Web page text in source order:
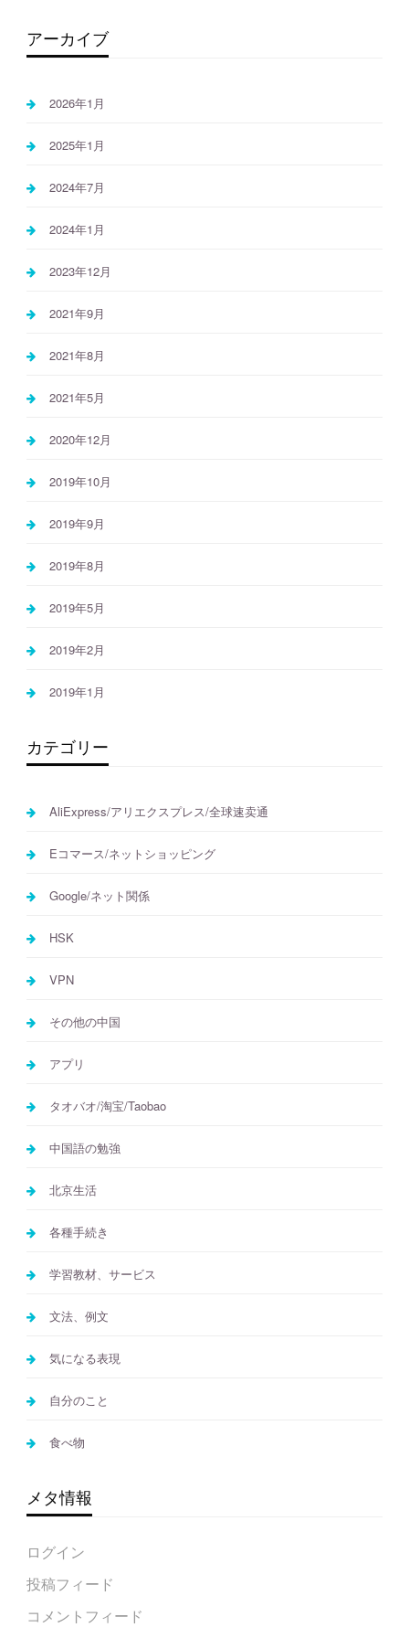
アーカイブ
2026年1月
2025年1月
2024年7月
2024年1月
2023年12月
2021年9月
2021年8月
2021年5月
2020年12月
2019年10月
2019年9月
2019年8月
2019年5月
2019年2月
2019年1月
カテゴリー
AliExpress/アリエクスプレス/全球速卖通
Eコマース/ネットショッピング
Google/ネット関係
HSK
VPN
その他の中国
アプリ
タオバオ/淘宝/Taobao
中国語の勉強
北京生活
各種手続き
学習教材、サービス
文法、例文
気になる表現
自分のこと
食べ物
メタ情報
ログイン
投稿フィード
コメントフィード